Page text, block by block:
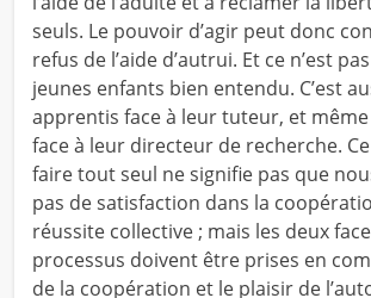
seuls. Le pouvoir d’agir peut donc
refus de l’aide d’autrui. Et ce n’est
jeunes enfants bien entendu. C’est
apprentis face à leur tuteur, et
face à leur directeur de recherche.
faire tout seul ne signifie pas que
pas de satisfaction dans la
réussite collective ; mais les deux
processus doivent être prises en
de la coopération et le plaisir de